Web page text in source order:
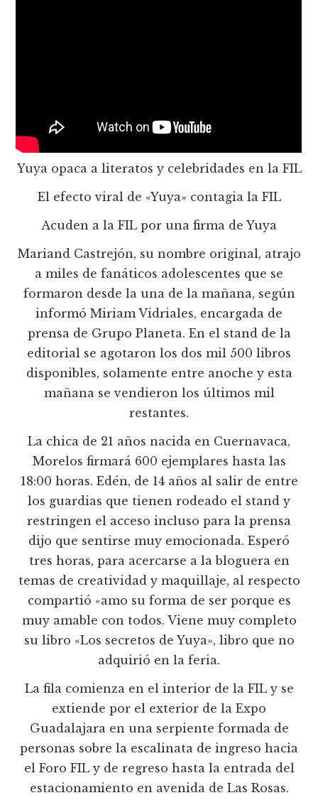
Yuya opaca a literatos y celebridades en la FIL
El efecto viral de «Yuya» contagia la FIL
Acuden a la FIL por una firma de Yuya
Mariand Castrejón, su nombre original, atrajo
a miles de fanáticos adolescentes que se
formaron desde la una de la mañana, según
informó Miriam Vidriales, encargada de
prensa de Grupo Planeta. En el stand de la
editorial se agotaron los dos mil 500 libros
disponibles, solamente entre anoche y esta
mañana se vendieron los últimos mil
restantes.
La chica de 21 años nacida en Cuernavaca,
Morelos firmará 600 ejemplares hasta las
18:00 horas. Edén, de 14 años al salir de entre
los guardias que tienen rodeado el stand y
restringen el acceso incluso para la prensa
dijo que sentirse muy emocionada. Esperó
tres horas, para acercarse a la bloguera en
temas de creatividad y maquillaje, al respecto
compartió «amo su forma de ser porque es
muy amable con todos. Viene muy completo
su libro «Los secretos de Yuya», libro que no
adquirió en la feria.
La fila comienza en el interior de la FIL y se
extiende por el exterior de la Expo
Guadalajara en una serpiente formada de
personas sobre la escalinata de ingreso hacia
el Foro FIL y de regreso hasta la entrada del
estacionamiento en avenida de Las Rosas.